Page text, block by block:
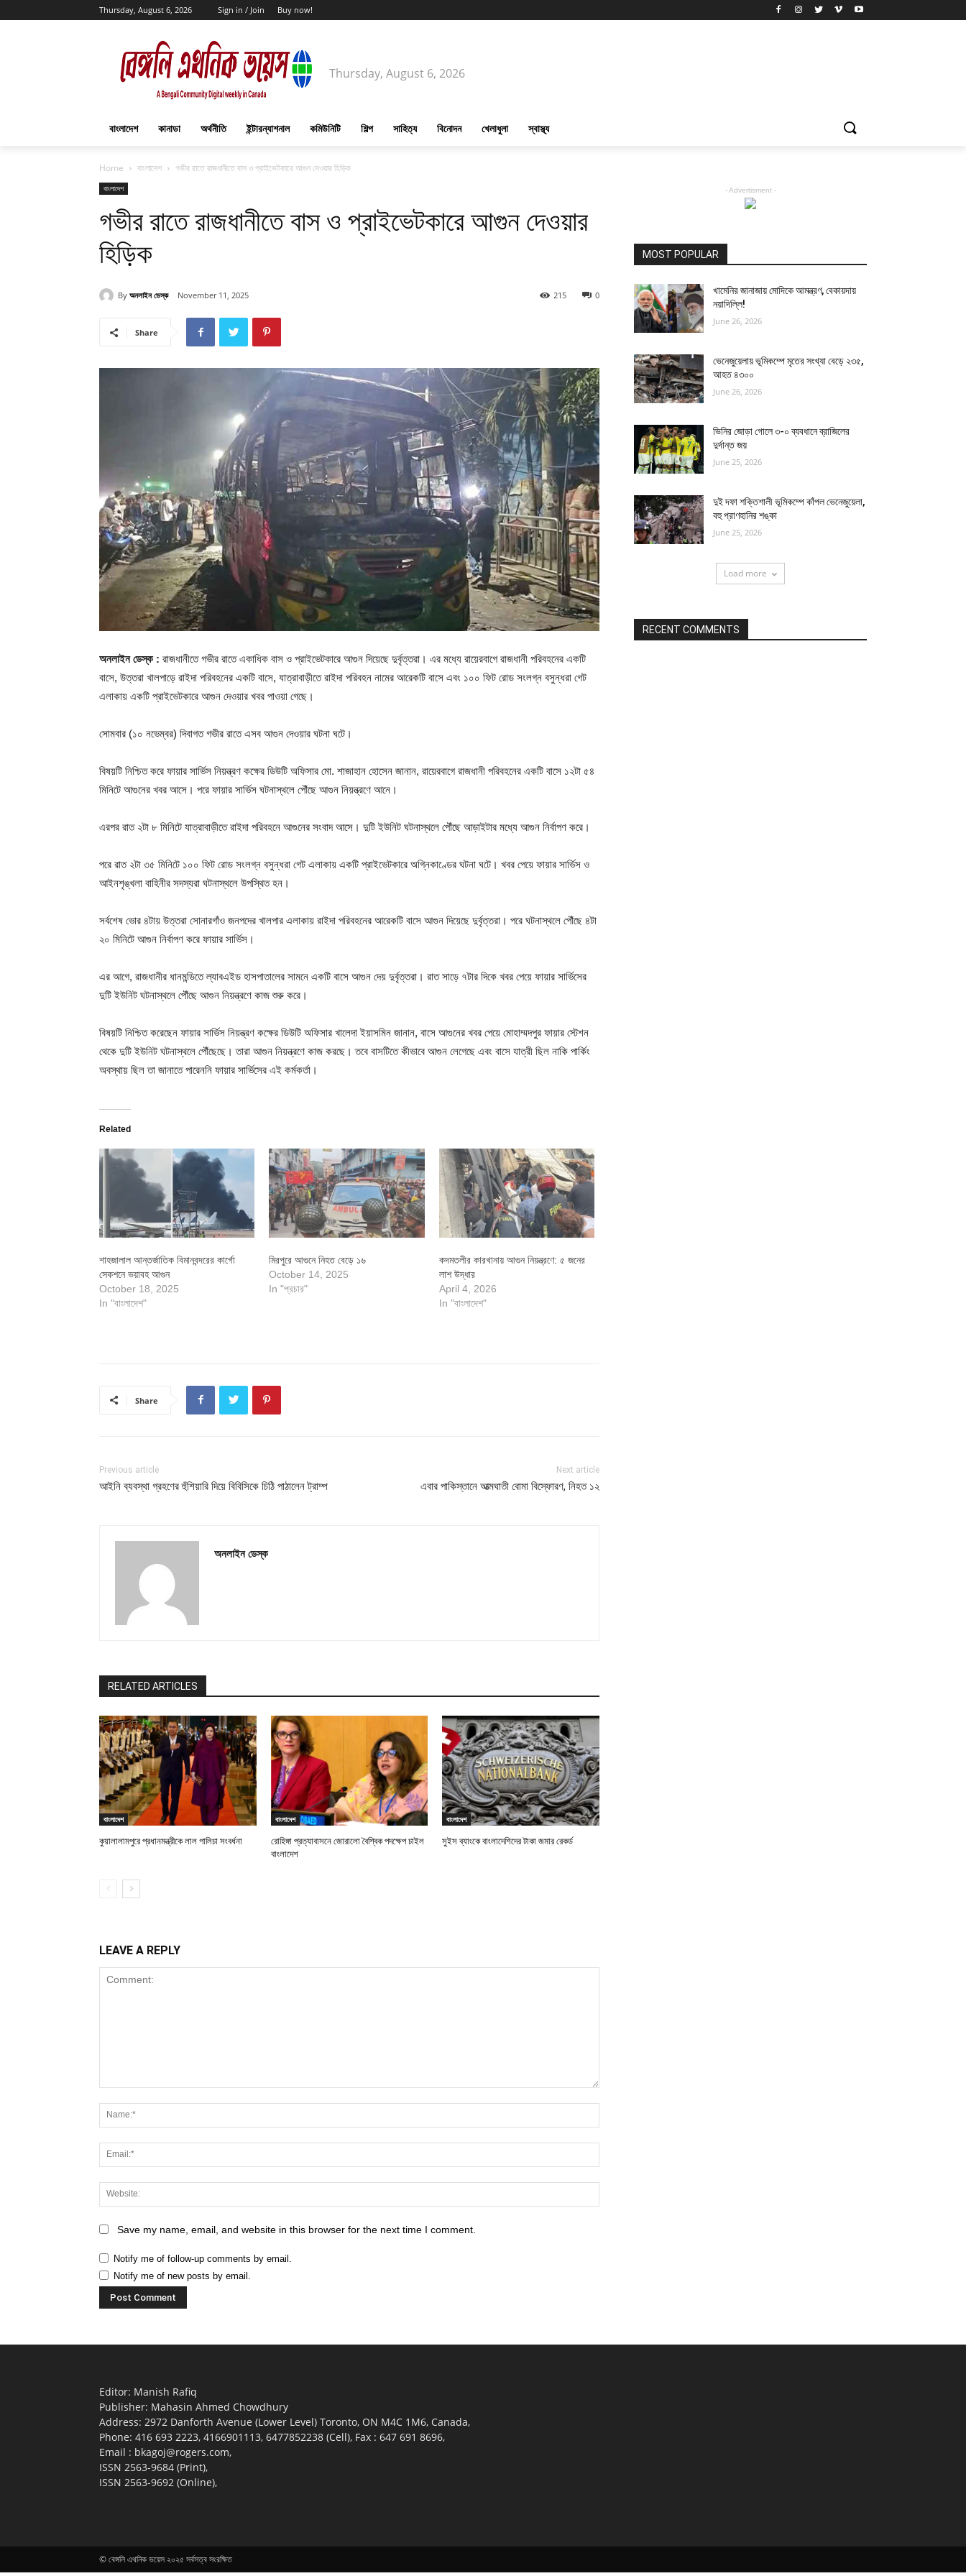
Thursday, August 6, 2026 Sign in / Join Buy now!
Thursday, August 6, 2026
বাংলাদেশ কানাডা অর্থনীতি ইন্টারন্যাশনাল কমিউনিটি শিল্প সাহিত্য বিনোদন খেলাধুলা স্বাস্থ্য
Home বাংলাদেশ গভীর রাতে রাজধানীতে বাস ও প্রাইভেটকারে আগুন দেওয়ার হিড়িক
বাংলাদেশ
গভীর রাতে রাজধানীতে বাস ও প্রাইভেটকারে আগুন দেওয়ার
হিড়িক
By অনলাইন ডেস্ক November 11, 2025 0
215
Share
অনলাইন ডেস্ক : রাজধানীতে গভীর রাতে একাধিক বাস ও প্রাইভেটকারে আগুন দিয়েছে দুর্বৃত্তরা। এর মধ্যে রায়েরবাগে রাজধানী পরিবহনের একটি
বাসে, উত্তরা খালপাড়ে রাইদা পরিবহনের একটি বাসে, যাত্রাবাড়ীতে রাইদা পরিবহন নামের আরেকটি বাসে এবং ১০০ ফিট রোড সংলগ্ন বসুন্ধরা গেট
এলাকায় একটি প্রাইভেটকারে আগুন দেওয়ার খবর পাওয়া গেছে।
সোমবার (১০ নভেম্বর) দিবাগত গভীর রাতে এসব আগুন দেওয়ার ঘটনা ঘটে।
বিষয়টি নিশ্চিত করে ফায়ার সার্ভিস নিয়ন্ত্রণ কক্ষের ডিউটি অফিসার মো. শাজাহান হোসেন জানান, রায়েরবাগে রাজধানী পরিবহনের একটি বাসে ১২টা ৫৪
মিনিটে আগুনের খবর আসে। পরে ফায়ার সার্ভিস ঘটনাস্থলে পৌঁছে আগুন নিয়ন্ত্রণে আনে।
এরপর রাত ২টা ৮ মিনিটে যাত্রাবাড়ীতে রাইদা পরিবহনে আগুনের সংবাদ আসে। দুটি ইউনিট ঘটনাস্থলে পৌঁছে আড়াইটার মধ্যে আগুন নির্বাপণ করে।
পরে রাত ২টা ৩৫ মিনিটে ১০০ ফিট রোড সংলগ্ন বসুন্ধরা গেট এলাকায় একটি প্রাইভেটকারে অগ্নিকাণ্ডের ঘটনা ঘটে। খবর পেয়ে ফায়ার সার্ভিস ও
আইনশৃঙ্খলা বাহিনীর সদস্যরা ঘটনাস্থলে উপস্থিত হন।
সর্বশেষ ভোর ৪টায় উত্তরা সোনারগাঁও জনপদের খালপার এলাকায় রাইদা পরিবহনের আরেকটি বাসে আগুন দিয়েছে দুর্বৃত্তরা। পরে ঘটনাস্থলে পৌঁছে ৪টা
২০ মিনিটে আগুন নির্বাপণ করে ফায়ার সার্ভিস।
এর আগে, রাজধানীর ধানমন্ডিতে ল্যাবএইড হাসপাতালের সামনে একটি বাসে আগুন দেয় দুর্বৃত্তরা। রাত সাড়ে ৭টার দিকে খবর পেয়ে ফায়ার সার্ভিসের
দুটি ইউনিট ঘটনাস্থলে পৌঁছে আগুন নিয়ন্ত্রণে কাজ শুরু করে।
বিষয়টি নিশ্চিত করেছেন ফায়ার সার্ভিস নিয়ন্ত্রণ কক্ষের ডিউটি অফিসার খালেদা ইয়াসমিন জানান, বাসে আগুনের খবর পেয়ে মোহাম্মদপুর ফায়ার স্টেশন
থেকে দুটি ইউনিট ঘটনাস্থলে পৌঁছেছে। তারা আগুন নিয়ন্ত্রণে কাজ করছে। তবে বাসটিতে কীভাবে আগুন লেগেছে এবং বাসে যাত্রী ছিল নাকি পার্কিং
অবস্থায় ছিল তা জানাতে পারেননি ফায়ার সার্ভিসের এই কর্মকর্তা।
Related
শাহজালাল আন্তর্জাতিক বিমানবন্দরের কার্গো
সেকশনে ভয়াবহ আগুন
October 18, 2025
In "বাংলাদেশ"
মিরপুরে আগুনে নিহত বেড়ে ১৬
October 14, 2025
In "প্রচার"
কদমতলীর কারখানায় আগুন নিয়ন্ত্রণে: ৫ জনের
লাশ উদ্ধার
April 4, 2026
In "বাংলাদেশ"
Share
Previous article
আইনি ব্যবস্থা গ্রহণের হুঁশিয়ারি দিয়ে বিবিসিকে চিঠি পাঠালেন ট্রাম্প
Next article
এবার পাকিস্তানে আত্মঘাতী বোমা বিস্ফোরণ, নিহত ১২
অনলাইন ডেস্ক
RELATED ARTICLES
বাংলাদেশ
কুয়ালালামপুরে প্রধানমন্ত্রীকে লাল গালিচা সংবর্ধনা
বাংলাদেশ
রোহিঙ্গা প্রত্যাবাসনে জোরালো বৈশ্বিক পদক্ষেপ চাইল
বাংলাদেশ
বাংলাদেশ
সুইস ব্যাংকে বাংলাদেশিদের টাকা জমার রেকর্ড
LEAVE A REPLY
Save my name, email, and website in this browser for the next time I comment.
Notify me of follow-up comments by email.
Notify me of new posts by email.
- Advertisment -
MOST POPULAR
খামেনির জানাজায় মোদিকে আমন্ত্রণ, বেকায়দায়
নয়াদিল্লি!
June 26, 2026
ভেনেজুয়েলায় ভূমিকম্পে মৃতের সংখ্যা বেড়ে ২৩৫,
আহত ৪৩০০
June 26, 2026
ভিনির জোড়া গোলে ৩-০ ব্যবধানে ব্রাজিলের
দুর্দান্ত জয়
June 25, 2026
দুই দফা শক্তিশালী ভূমিকম্পে কাঁপল ভেনেজুয়েলা,
বহু প্রাণহানির শঙ্কা
June 25, 2026
Load more
RECENT COMMENTS
Editor: Manish Rafiq
Publisher: Mahasin Ahmed Chowdhury
Address: 2972 Danforth Avenue (Lower Level) Toronto, ON M4C 1M6, Canada,
Phone: 416 693 2223, 4166901113, 6477852238 (Cell), Fax : 647 691 8696,
Email : bkagoj@rogers.com,
ISSN 2563-9684 (Print),
ISSN 2563-9692 (Online),
© বেঙ্গলি এথনিক ভয়েস ২০২৫ সর্বসত্ব সংরক্ষিত